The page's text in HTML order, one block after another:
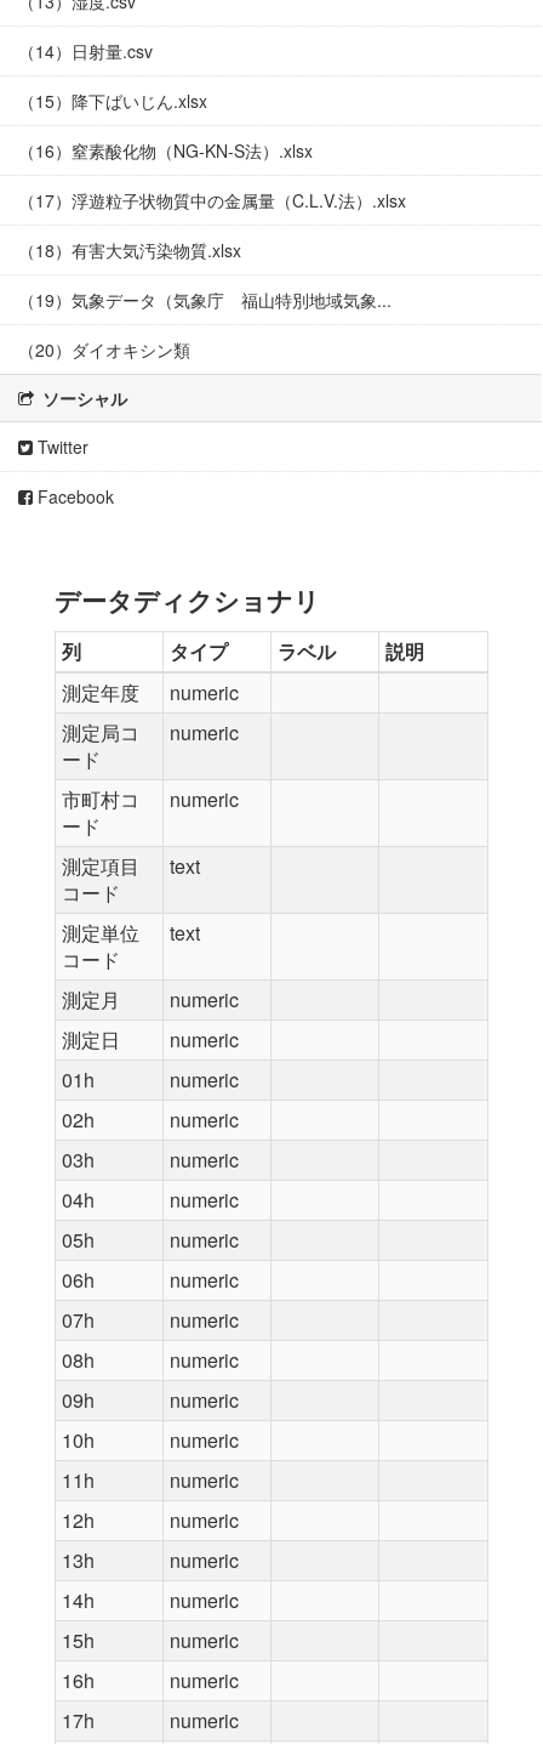
（14）日射量.csv
（15）降下ばいじん.xlsx
（16）窒素酸化物（NG-KN-S法）.xlsx
（17）浮遊粒子状物質中の金属量（C.L.V.法）.xlsx
（18）有害大気汚染物質.xlsx
（19）気象データ（気象庁 福山特別地域気象...
（20）ダイオキシン類
ソーシャル
Twitter
Facebook
データディクショナリ
列 タイプ ラベル
説明
測定年度
numeric
測定局コ
ード
numeric
市町村コ
ード
numeric
測定項目
コード
text
測定単位
コード
text
測定月
numeric
測定日
numeric
01h
numeric
02h
numeric
03h
numeric
04h
numeric
05h
numeric
06h
numeric
07h
numeric
08h
numeric
09h
numeric
10h
numeric
11h
numeric
12h
numeric
13h
numeric
14h
numeric
15h
numeric
16h
numeric
17h
numeric